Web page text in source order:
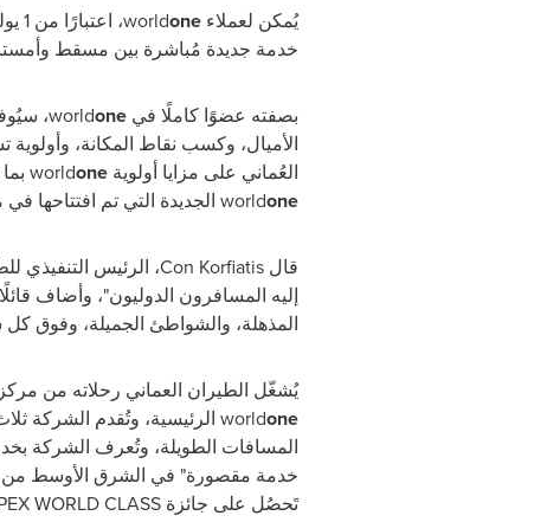
يُمكن لعملاءone
world
،
خدمة جديدة مُباشرة بين مسقط
بصفته عضوًا كاملًا فيone
world،
الأميال، وكسب نقاط المكانة،
العُماني على مزايا أولويةone
world بما في
one
world الجديدة التي تم
قالCon Korfiatis، الرئيس التنفيذي
إليه المسافرون الدوليون"، وأضاف
المذهلة، والشواطئ الجميلة، وفوق
يُشغّل الطيران العماني رحلاته من مركزه الرئيسي في مطار
one
world الرئيسية، وتُقدم الشركة
المسافات الطويلة، وتُعرف الشركة
خدمة مقصورة" في الشرق الأوسط من
تَحصُل على جائزةWORLD CLASS